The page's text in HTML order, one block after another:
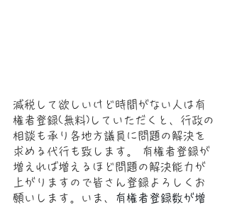
減税して欲しいけど時間がない人は有
権者登録(無料)していただくと、行政の
相談も承り各地方議員に問題の解決を
求める代行も致します。 有権者登録が
増えれば増えるほど問題の解決能力が
上がりますので皆さん登録よろしくお
願いします。いま、
有権者登録数が増